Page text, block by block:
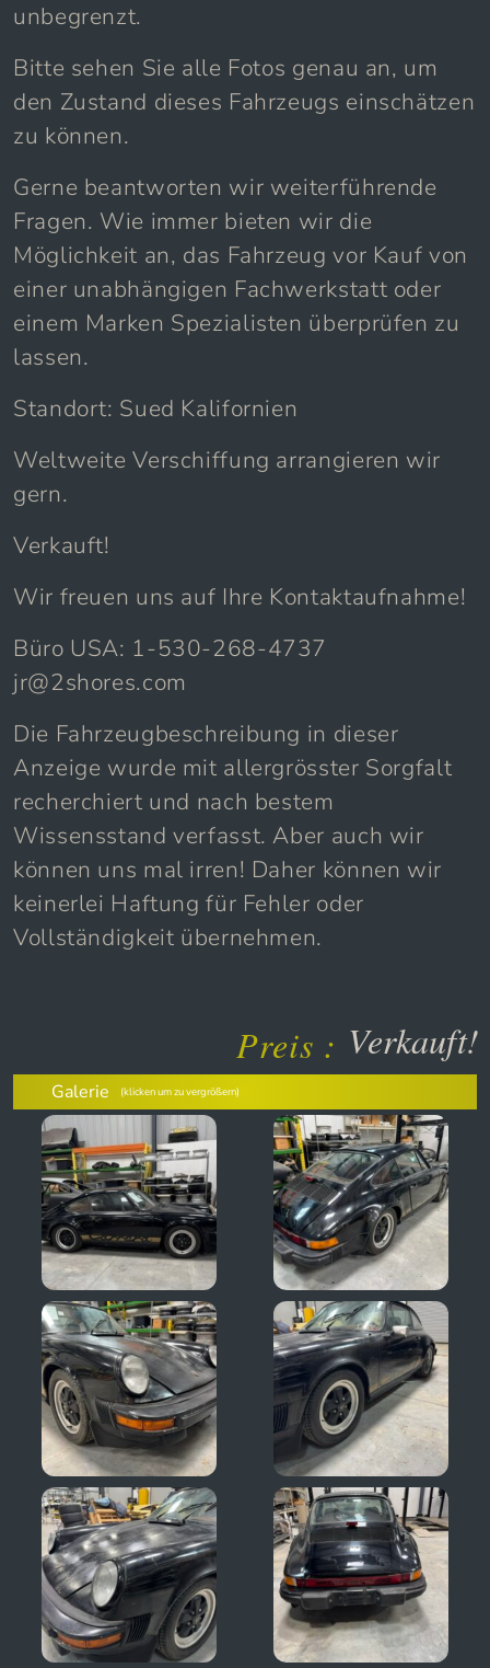
unbegrenzt.
Bitte sehen Sie alle Fotos genau an, um
den Zustand dieses Fahrzeugs einschätzen
zu können.
Gerne beantworten wir weiterführende
Fragen. Wie immer bieten wir die
Möglichkeit an, das Fahrzeug vor Kauf von
einer unabhängigen Fachwerkstatt oder
einem Marken Spezialisten überprüfen zu
lassen.
Standort: Sued Kalifornien
Weltweite Verschiffung arrangieren wir
gern.
Verkauft!
Wir freuen uns auf Ihre Kontaktaufnahme!
Büro USA: 1-530-268-4737
jr@2shores.com
Die Fahrzeugbeschreibung in dieser
Anzeige wurde mit allergrösster Sorgfalt
recherchiert und nach bestem
Wissensstand verfasst. Aber auch wir
können uns mal irren! Daher können wir
keinerlei Haftung für Fehler oder
Vollständigkeit übernehmen.
Preis : Verkauft!
Galerie (klicken um zu vergrößern)